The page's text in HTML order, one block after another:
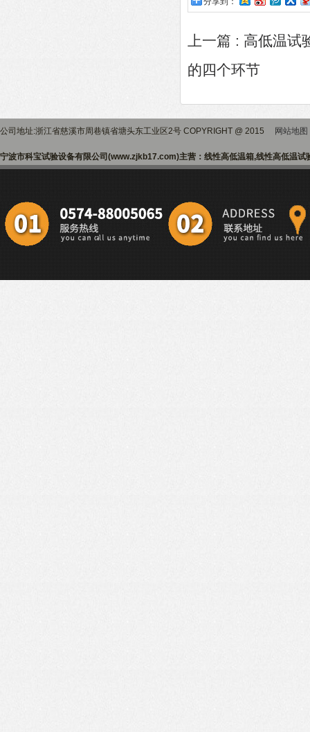
上一篇 : 高低温试
的四个环节
公司地址:浙江省慈溪市周巷镇省塘头东工业区2号 COPYRIGHT @ 2015 网站地图
宁波市科宝试验设备有限公司(www.zjkb17.com)主营：线性高低温箱,线性高低温